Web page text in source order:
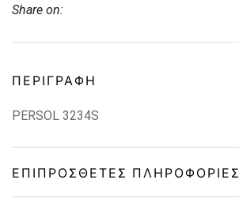
Share on:
ΠΕΡΙΓΡΑΦΉ
PERSOL 3234S
ΕΠΙΠΡΌΣΘΕΤΕΣ ΠΛΗΡΟΦΟΡΊΕΣ